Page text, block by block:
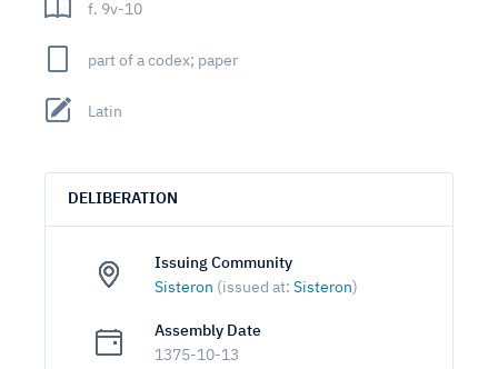
f. 9v-10
part of a codex; paper
Latin
DELIBERATION
Issuing Community
Sisteron (issued at: Sisteron)
Assembly Date
1375-10-13